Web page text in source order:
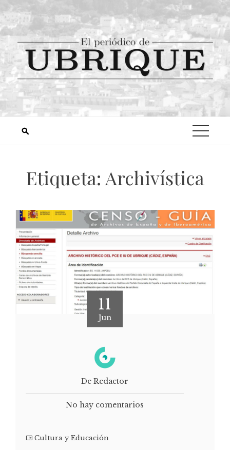
Etiqueta: Archivística
11
Jun
De Redactor
No hay comentarios
Cultura y Educación